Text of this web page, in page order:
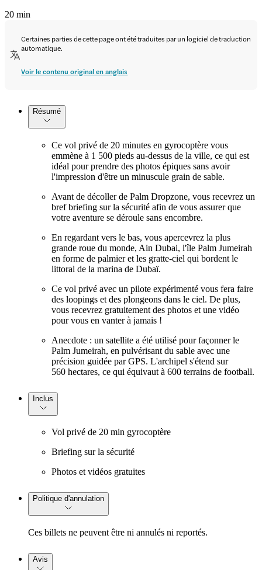
20 min
Certaines parties de cette page ont été traduites par un logiciel de traduction
automatique.
Voir le contenu original en anglais
Résumé
Ce vol privé de 20 minutes en gyrocoptère vous
emmène à 1 500 pieds au-dessus de la ville, ce qui est
idéal pour prendre des photos épiques sans avoir
l'impression d'être un minuscule grain de sable.
Avant de décoller de Palm Dropzone, vous recevrez un
bref briefing sur la sécurité afin de vous assurer que
votre aventure se déroule sans encombre.
En regardant vers le bas, vous apercevrez la plus
grande roue du monde, Ain Dubai, l'île Palm Jumeirah
en forme de palmier et les gratte-ciel qui bordent le
littoral de la marina de Dubaï.
Ce vol privé avec un pilote expérimenté vous fera faire
des loopings et des plongeons dans le ciel. De plus,
vous recevrez gratuitement des photos et une vidéo
pour vous en vanter à jamais !
Anecdote : un satellite a été utilisé pour façonner le
Palm Jumeirah, en pulvérisant du sable avec une
précision guidée par GPS. L'archipel s'étend sur
560 hectares, ce qui équivaut à 600 terrains de football.
Inclus
Vol privé de 20 min gyrocoptère
Briefing sur la sécurité
Photos et vidéos gratuites
Politique d'annulation
Ces billets ne peuvent être ni annulés ni reportés.
Avis